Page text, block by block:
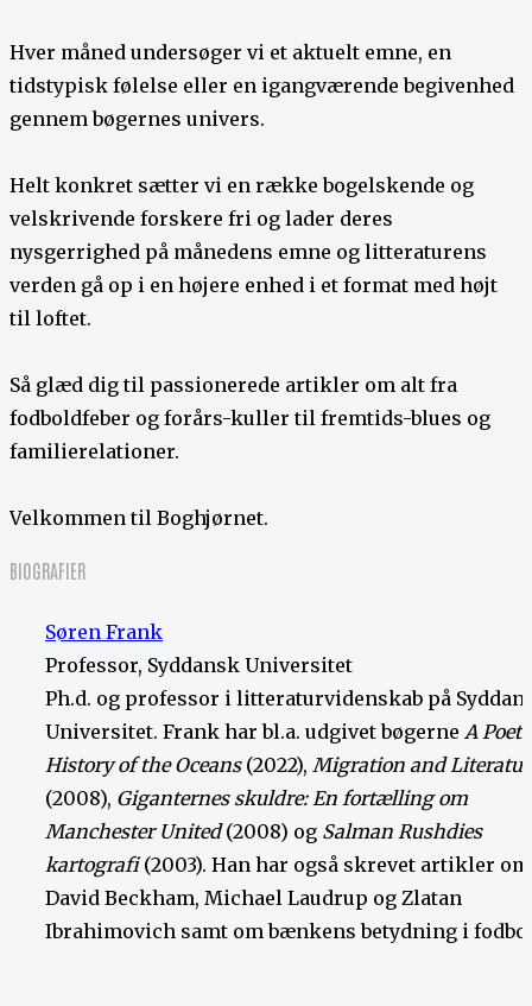
Hver måned undersøger vi et aktuelt emne, en
tidstypisk følelse eller en igangværende begivenhed
gennem bøgernes univers.
Helt konkret sætter vi en række bogelskende og
velskrivende forskere fri og lader deres
nysgerrighed på månedens emne og litteraturens
verden gå op i en højere enhed i et format med højt
til loftet.
Så glæd dig til passionerede artikler om alt fra
fodboldfeber og forårs-kuller til fremtids-blues og
familierelationer.
Velkommen til Boghjørnet.
BIOGRAFIER
Søren Frank
Professor, Syddansk Universitet
Ph.d. og professor i litteraturvidenskab på
Universitet. Frank har bl.a. udgivet bøgerne A
History of the Oceans(2022), Migration and
(2008), Giganternes skuldre: En fortælling om
Manchester United(2008) og Salman Rushdies
kartografi(2003). Han har også skrevet artikler om
David Beckham, Michael Laudrup og Zlatan
Ibrahimovich samt om bænkens betydning i